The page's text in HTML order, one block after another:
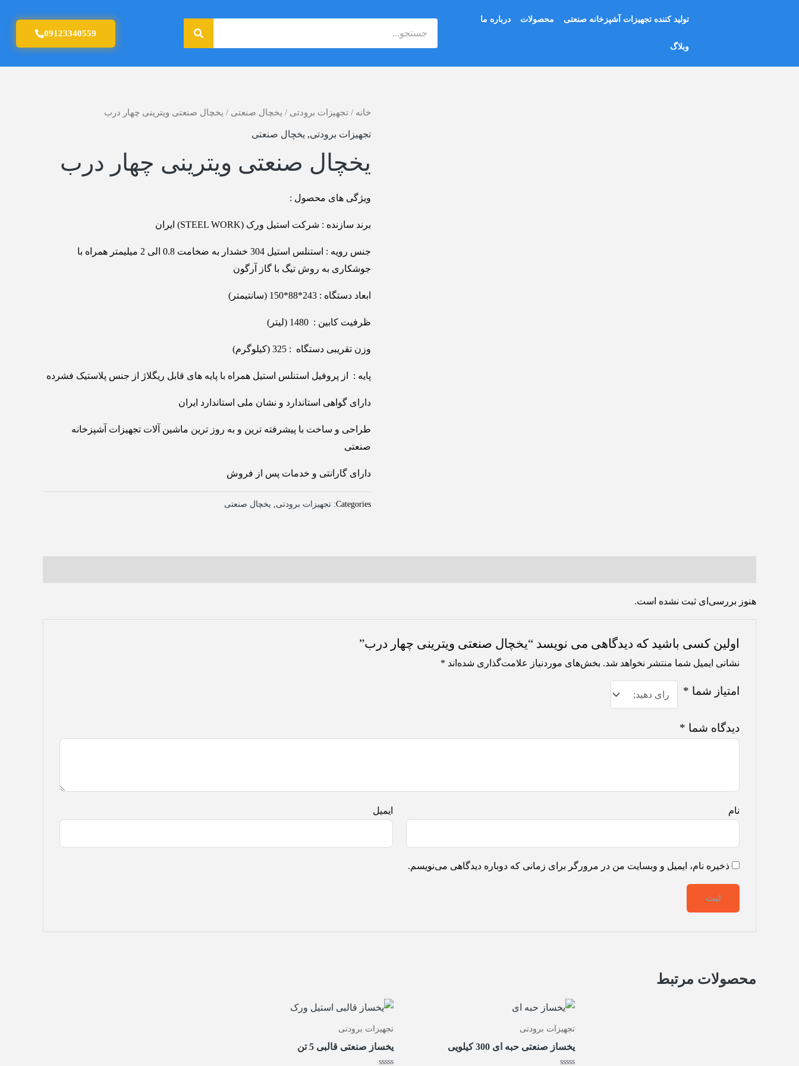
تولید کننده تجهیزات آشپزخانه صنعتی محصولات درباره ما
وبلاگ
جستجو
09123340559
خانه / تجهیزات برودتی / یخچال صنعتی / یخچال صنعتی ویترینی چهار درب
تجهیزات برودتی, یخچال صنعتی
یخچال صنعتی ویترینی چهار درب
ویژگی های محصول :
برند سازنده : شرکت استیل ورک (STEEL WORK) ایران
جنس رویه : استنلس استیل 304 خشدار به ضخامت 0.8 الی 2 میلیمتر همراه با
جوشکاری به روش تیگ با گاز آرگون
ابعاد دستگاه : 243*88*150 (سانتیمتر)
ظرفیت کابین : 1480 (لیتر)
وزن تقریبی دستگاه : 325 (کیلوگرم)
پایه : از پروفیل استنلس استیل همراه با پایه های قابل ریگلاژ از جنس پلاستیک فشرده
دارای گواهی استاندارد و نشان ملی استاندارد ایران
طراحی و ساخت با پیشرفته ترین و به روز ترین ماشین آلات تجهیزات آشپزخانه
صنعتی
دارای گارانتی و خدمات پس از فروش
Categories: تجهیزات برودتی یخچال صنعتی
هنوز بررسی‌ای ثبت نشده است.
اولین کسی باشید که دیدگاهی می نویسد “یخچال صنعتی ویترینی چهار درب”
نشانی ایمیل شما منتشر نخواهد شد. بخش‌های موردنیاز علامت‌گذاری شده‌اند *
امتیاز شما *
دیدگاه شما *
نام ایمیل
ذخیره نام، ایمیل و وبسایت من در مرورگر برای زمانی که دوباره دیدگاهی می‌نویسم.
محصولات مرتبط
تجهیزات برودتی
یخساز صنعتی حبه ای 300 کیلویی
تجهیزات برودتی
یخساز صنعتی قالبی 5 تن